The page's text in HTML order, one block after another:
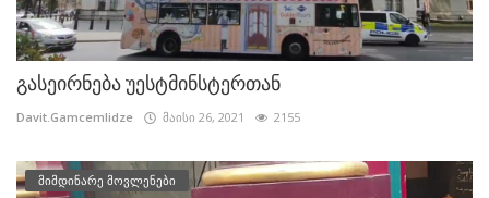
გასეირნება უესტმინსტერთან
Davit.Gamcemlidze მაისი 26, 2021 2155
მიმდინარე მოვლენები